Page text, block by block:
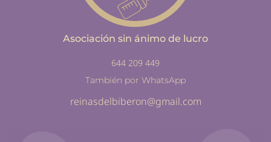
Asociación sin ánimo de lucro
644 209 449
También por WhatsApp
reinasdelbiberon@gmail.com